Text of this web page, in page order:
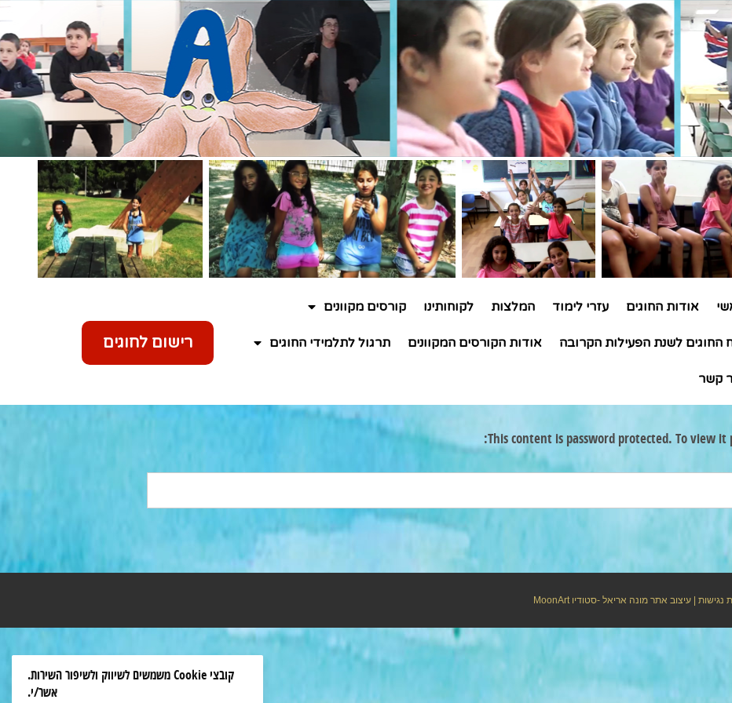
אודות החוגים עזרי לימוד המלצות לקוחותינו קורסים מקוונים
החוגים לשנת הפעילות הקרובה אודות הקורסים המקוונים תרגול לתלמידי החוגים
קשר
רישום לחוגים
This content is password protected. To view it
נגישות | עיצוב אתר מונה אריאל -סטודיוMoonArt
קובצי Cookie משמשים לשיווק ולשיפור השירות.
אשר/י.